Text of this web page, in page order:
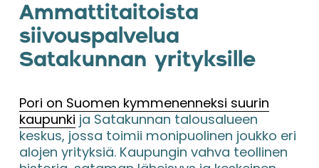
Ammattitaitoista
siivouspalvelua
Satakunnan yrityksille
Pori on Suomen kymmenenneksi suurin
kaupunki ja Satakunnan talousalueen
keskus, jossa toimii monipuolinen joukko eri
alojen yrityksiä. Kaupungin vahva teollinen